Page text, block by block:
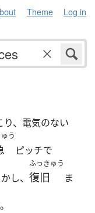
Theme Log in
り、電気のない
ゅう
ピッチで
し、
ふっきゅう
復旧 ま